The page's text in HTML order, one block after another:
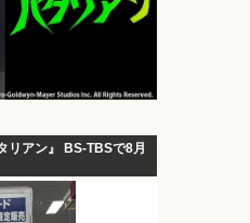
リアン』 BS-TBSで8月